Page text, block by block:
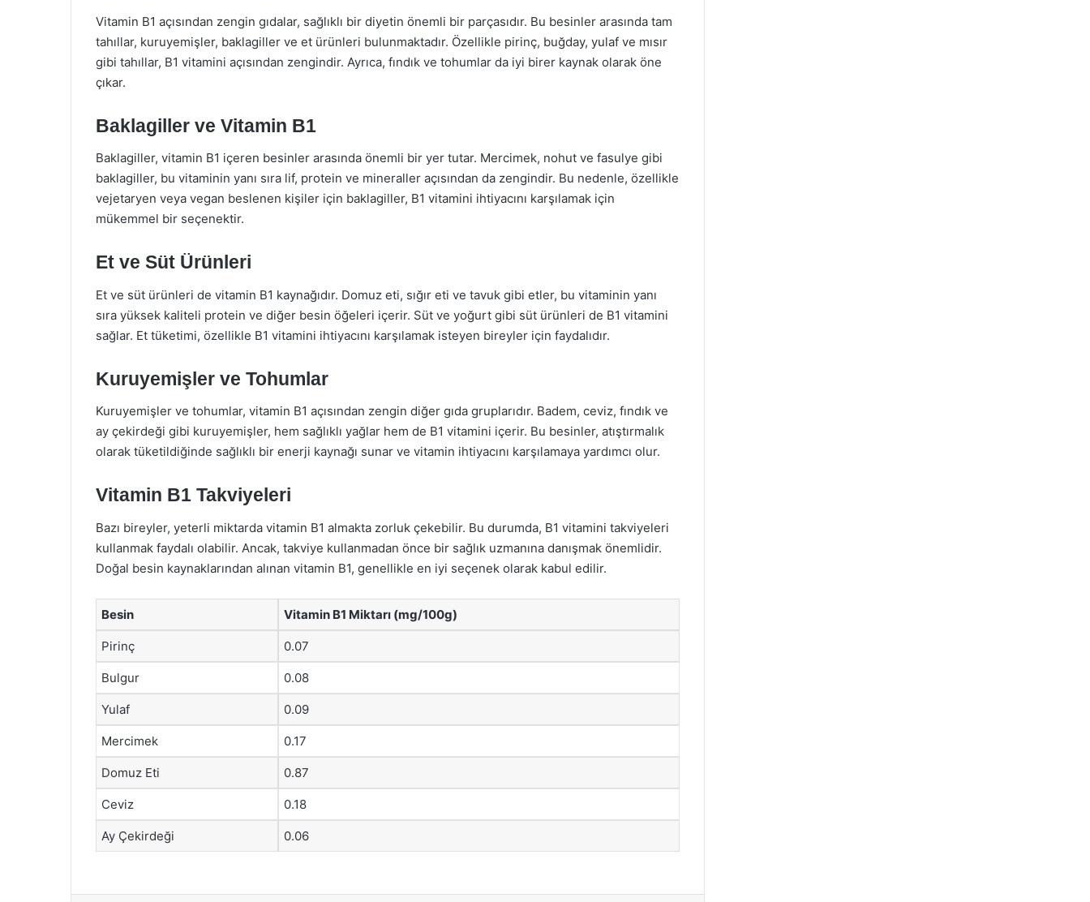
Vitamin B1 açısından zengin gıdalar, sağlıklı bir diyetin önemli bir parçasıdır. Bu besinler arasında tam
tahıllar, kuruyemişler, baklagiller ve et ürünleri bulunmaktadır. Özellikle pirinç, buğday, yulaf ve mısır
gibi tahıllar, B1 vitamini açısından zengindir. Ayrıca, fındık ve tohumlar da iyi birer kaynak olarak öne
çıkar.
Baklagiller ve Vitamin B1
Baklagiller, vitamin B1 içeren besinler arasında önemli bir yer tutar. Mercimek, nohut ve fasulye gibi
baklagiller, bu vitaminin yanı sıra lif, protein ve mineraller açısından da zengindir. Bu nedenle, özellikle
vejetaryen veya vegan beslenen kişiler için baklagiller, B1 vitamini ihtiyacını karşılamak için
mükemmel bir seçenektir.
Et ve Süt Ürünleri
Et ve süt ürünleri de vitamin B1 kaynağıdır. Domuz eti, sığır eti ve tavuk gibi etler, bu vitaminin yanı
sıra yüksek kaliteli protein ve diğer besin öğeleri içerir. Süt ve yoğurt gibi süt ürünleri de B1 vitamini
sağlar. Et tüketimi, özellikle B1 vitamini ihtiyacını karşılamak isteyen bireyler için faydalıdır.
Kuruyemişler ve Tohumlar
Kuruyemişler ve tohumlar, vitamin B1 açısından zengin diğer gıda gruplarıdır. Badem, ceviz, fındık ve
ay çekirdeği gibi kuruyemişler, hem sağlıklı yağlar hem de B1 vitamini içerir. Bu besinler, atıştırmalık
olarak tüketildiğinde sağlıklı bir enerji kaynağı sunar ve vitamin ihtiyacını karşılamaya yardımcı olur.
Vitamin B1 Takviyeleri
Bazı bireyler, yeterli miktarda vitamin B1 almakta zorluk çekebilir. Bu durumda, B1 vitamini takviyeleri
kullanmak faydalı olabilir. Ancak, takviye kullanmadan önce bir sağlık uzmanına danışmak önemlidir.
Doğal besin kaynaklarından alınan vitamin B1, genellikle en iyi seçenek olarak kabul edilir.
Besin Vitamin B1 Miktarı (mg/100g)
Pirinç 0.07
Bulgur 0.08
Yulaf 0.09
Mercimek 0.17
Domuz Eti 0.87
Ceviz 0.18
Ay Çekirdeği 0.06